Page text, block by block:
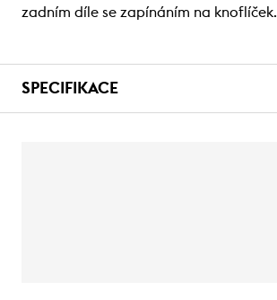
zadním díle se zapínáním na knoflíček.
SPECIFIKACE